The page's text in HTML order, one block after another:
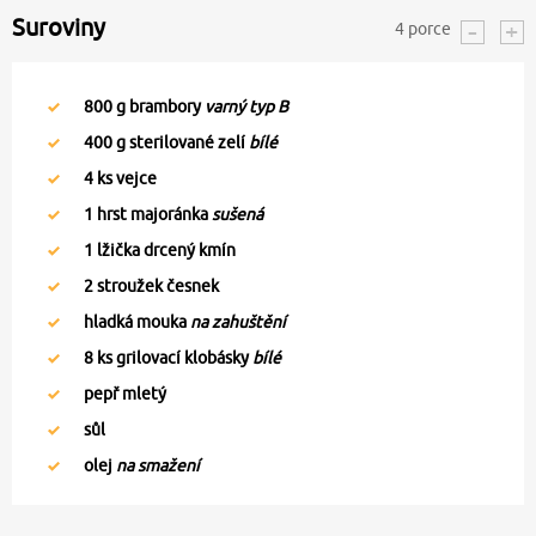
Suroviny 4 porce
800g brambory varný typ B
400g sterilované zelí bílé
4 ks vejce
1 hrst majoránka sušená
1 lžička drcený kmín
2stroužek česnek
hladká mouka na zahuštění
8 ks grilovací klobáskybílé
pepř mletý
sůl
olej na smažení